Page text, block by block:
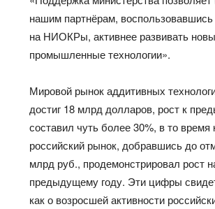
нашим партнёрам,
на НИОКРы, активнее развивать
промышленные технологии».
Мировой рынок аддитивных
достиг 18 млрд долларов, рост к
составил чуть более 30%, в то время
российский рынок, добравшись до
млрд руб., продемонстрировал рост
предыдущему году. Эти цифры
как о возросшей активности